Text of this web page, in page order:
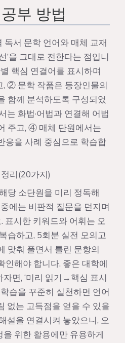
부 방법
독서 문학 언어와 매체 교재
’을 그대로 전한다는 점입니
핵심 연결어를 표시하며
, ② 문학 작품은 등장인물의
함께 분석하도록 구성되었
는 화법·어법과 연결해 어법
주고, ④ 매체 단원에서는
응을 사례 중심으로 학습합
리(20가지)
당 소단원을 미리 정독해
에는 비판적 질문을 던지며
표시한 키워드와 어휘는 오
습하고, 5회분 실전 모의고
맞춰 풀면서 틀린 문항의
인해야 합니다. 좋은 대학에
면, ‘미리 읽기→핵심 표시
습을 꾸준히 실천하면 언어
없는 고득점을 얻을 수 있을
설을 연결시켜 놓았으니, 오
위한 활용에만 유용하게